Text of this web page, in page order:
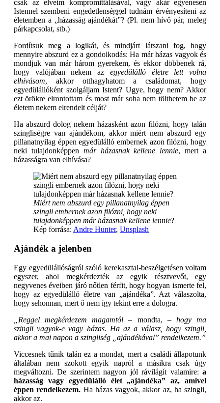
csak az elveim kompromittálásával, vagy akár egyenesen
Istennel szembeni engedetlenséggel tudnám érvényesíteni az
életemben a „házasság ajándékát”? (Pl. nem hívő pár, meleg
párkapcsolat, stb.)
Fordítsuk meg a logikát, és mindjárt látszani fog, hogy
mennyire abszurd ez a gondolkodás: Ha már házas vagyok és
mondjuk van már három gyerekem, és ekkor döbbenek rá,
hogy valójában nekem az egyedülálló életre lett volna
elhívásom, akkor otthagyhatom a családomat, hogy
egyedülállóként szolgáljam Istent? Ugye, hogy nem? Akkor
ezt örökre elrontottam és most már soha nem tölthetem be az
életem nekem elrendelt célját?
Ha abszurd dolog nekem házasként azon filózni, hogy talán
szingliségre van ajándékom, akkor miért nem abszurd egy
pillanatnyilag éppen egyedülálló embernek azon filózni, hogy
neki tulajdonképpen már házasnak kellene lennie, mert a
házasságra van elhívása?
Miért nem abszurd egy pillanatnyilag éppen
szingli embernek azon filózni, hogy neki
tulajdonképpen már házasnak kellene lennie?
Kép forrása: Andre Hunter, Unsplash
Ajándék a jelenben
Egy egyedülállóságról szóló kerekasztal-beszélgetésen voltam
egyszer, ahol megkérdezték az egyik résztvevőt, egy
negyvenes éveiben járó nőtlen férfit, hogy hogyan ismerte fel,
hogy az egyedülálló életre van „ajándéka”. Azt válaszolta,
hogy sehonnan, mert ő nem így tekint erre a dologra.
„Reggel megkérdezem magamtól – mondta, – hogy ma
szingli vagyok-e vagy házas. Ha az a válasz, hogy szingli,
akkor a mai napon a szingliség „ajándékával” rendelkezem.”
Viccesnek tűnik talán ez a mondat, mert a családi állapotunk
általában nem szokott egyik napról a másikra csak úgy
megváltozni. De szerintem nagyon jól rávilágít valamire: a
házasság vagy egyedülálló élet „ajándéka” az, amivel
éppen rendelkezem. Ha házas vagyok, akkor az, ha szingli,
akkor az.